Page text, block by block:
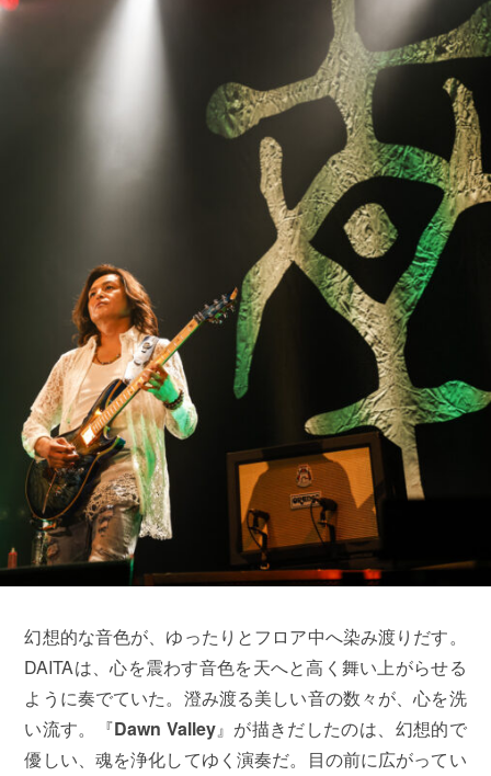
幻想的な音色が、ゆったりとフロア中へ染み渡りだす。
DAITAは、心を震わす音色を天へと高く舞い上がらせる
ように奏でていた。澄み渡る美しい音の数々が、心を洗
い流す。『Dawn Valley』が描きだしたのは、幻想的で
優しい、魂を浄化してゆく演奏だ。目の前に広がってい